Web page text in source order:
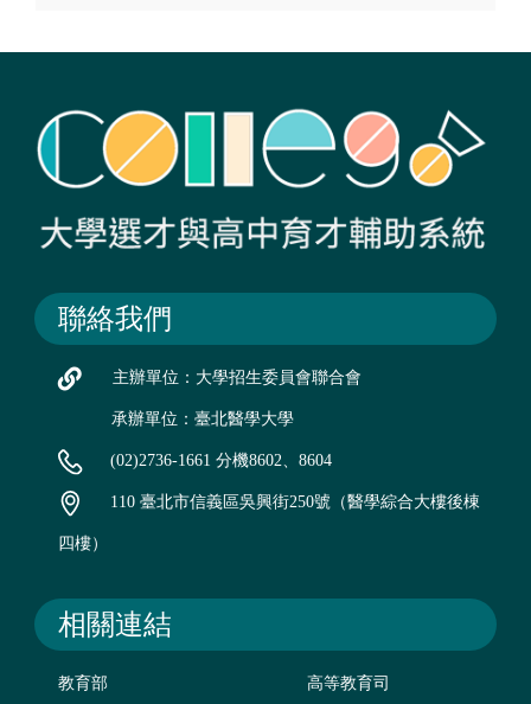
聯絡我們
主辦單位：大學招生委員會聯合會
承辦單位：臺北醫學大學
(02)2736-1661 分機8602、8604
110 臺北市信義區吳興街250號（醫學綜合大樓後棟
四樓）
相關連結
教育部 高等教育司